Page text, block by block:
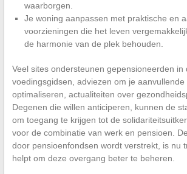
waarborgen.
Je woning aanpassen met praktische en
voorzieningen die het leven
de harmonie van de plek behouden.
Veel sites ondersteunen gepensioneerden in
voedingsgidsen, adviezen om je aanvullende
optimaliseren, actualiteiten over
Degenen die willen anticiperen, kunnen de
om toegang te krijgen tot de
voor de combinatie van werk en pensioen.
door pensioenfondsen wordt verstrekt, is nu
helpt om deze overgang beter te beheren.